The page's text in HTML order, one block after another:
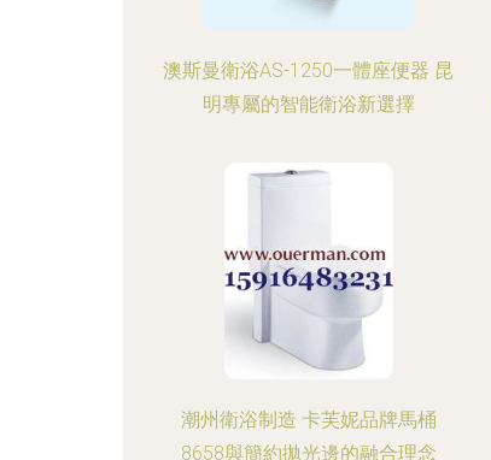
澳斯曼衛浴AS-1250一體座便器 昆
明專屬的智能衛浴新選擇
潮州衛浴制造 卡芙妮品牌馬桶
8658與簡約拋光邊的融合理念